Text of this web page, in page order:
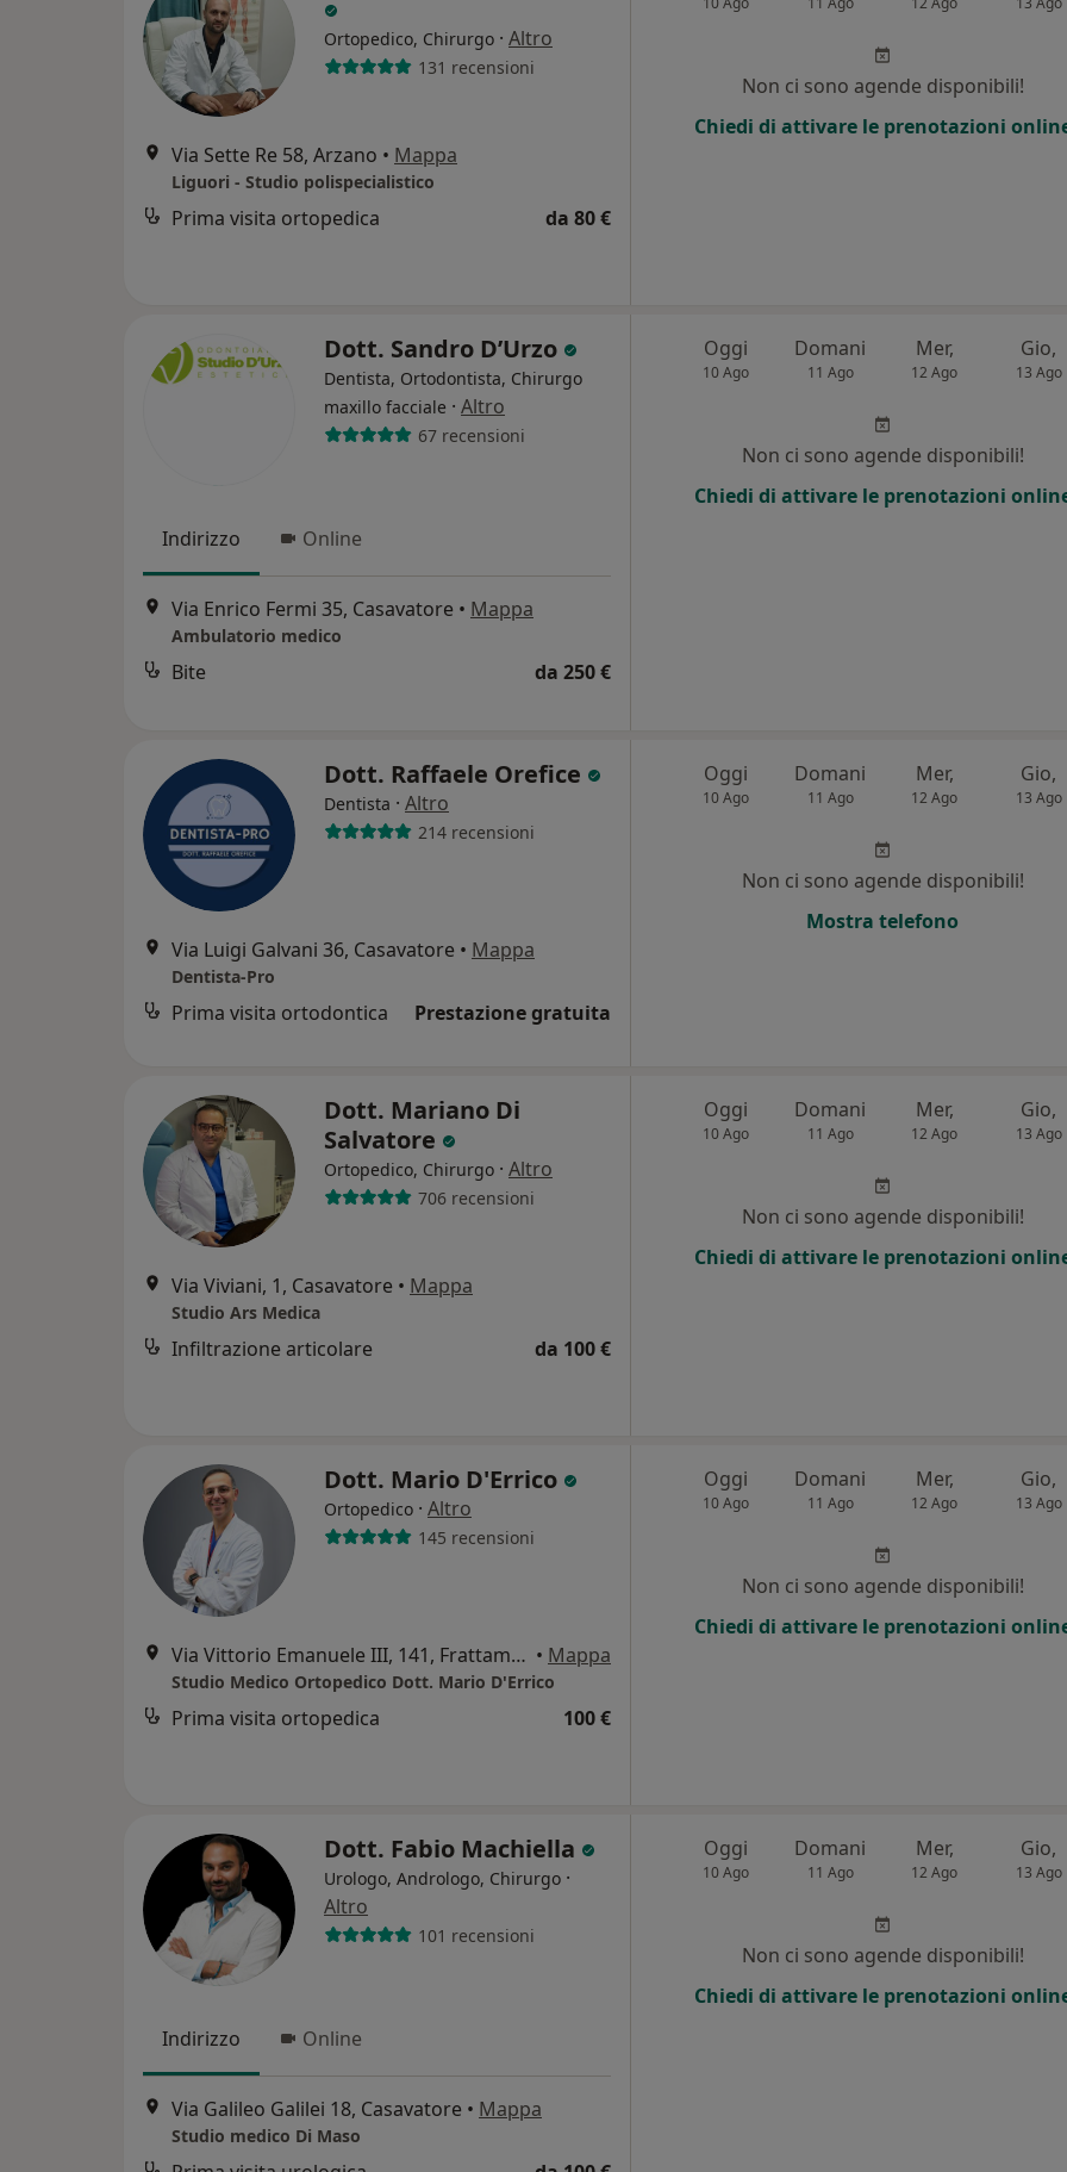
Ortopedico, Chirurgo · Altro
131 recensioni
Via Sette Re 58, Arzano • Mappa
Liguori - Studio polispecialistico
Prima visita ortopedica da 80 €
Non ci sono agende disponibili!
Chiedi di attivare le prenotazioni
Dott. Sandro D’Urzo
Dentista, Ortodontista, Chirurgo
maxillo facciale · Altro
67 recensioni
Indirizzo Online
Via Enrico Fermi 35, Casavatore • Mappa
Ambulatorio medico
Bite da 250 €
Oggi
10 Ago
Domani
11 Ago
Mer,
12 Ago
Gio,
13 Ago
Non ci sono agende disponibili!
Chiedi di attivare le prenotazioni
Dott. Raffaele Orefice
Dentista · Altro
214 recensioni
Via Luigi Galvani 36, Casavatore • Mappa
Dentista-Pro
Prima visita ortodontica Prestazione gratuita
Oggi
10 Ago
Domani
11 Ago
Mer,
12 Ago
Gio,
13 Ago
Non ci sono agende disponibili!
Mostra telefono
Dott. Mariano Di
Salvatore
Ortopedico, Chirurgo · Altro
706 recensioni
Via Viviani, 1, Casavatore • Mappa
Studio Ars Medica
Infiltrazione articolare da 100 €
Oggi
10 Ago
Domani
11 Ago
Mer,
12 Ago
Gio,
13 Ago
Non ci sono agende disponibili!
Chiedi di attivare le prenotazioni
Dott. Mario D'Errico
Ortopedico · Altro
145 recensioni
Via Vittorio Emanuele III, 141, Frattamaggiore • Mappa
Studio Medico Ortopedico Dott. Mario D'Errico
Prima visita ortopedica 100 €
Oggi
10 Ago
Domani
11 Ago
Mer,
12 Ago
Gio,
13 Ago
Non ci sono agende disponibili!
Chiedi di attivare le prenotazioni
Dott. Fabio Machiella
Urologo, Andrologo, Chirurgo ·
Altro
101 recensioni
Indirizzo Online
Via Galileo Galilei 18, Casavatore • Mappa
Studio medico Di Maso
Oggi
10 Ago
Domani
11 Ago
Mer,
12 Ago
Gio,
13 Ago
Non ci sono agende disponibili!
Chiedi di attivare le prenotazioni